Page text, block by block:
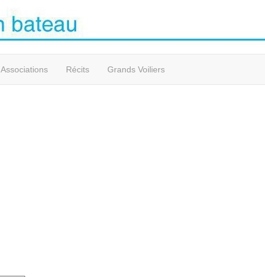
Associations Récits Grands Voiliers